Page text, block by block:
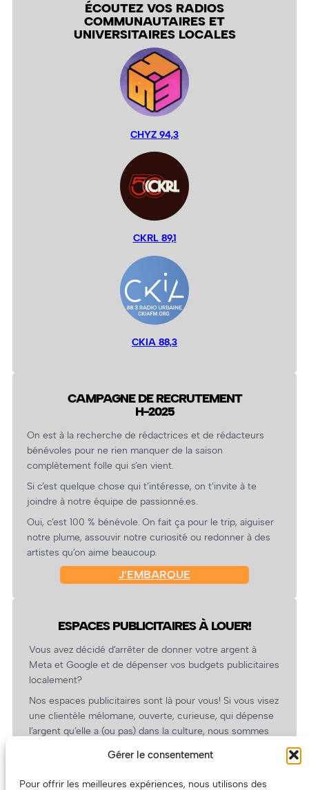
Gérer le consentement
Pour offrir les meilleures expériences, nous utilisons des
ÉCOUTEZ VOS RADIOS
COMMUNAUTAIRES ET
UNIVERSITAIRES LOCALES
CHYZ 94,3
CKRL 89,1
CKIA 88,3
CAMPAGNE DE RECRUTEMENT
H-2025
On est à la recherche de rédactrices et de rédacteurs
bénévoles pour ne rien manquer de la saison
complètement folle qui s’en vient.
Si c’est quelque chose qui t’intéresse, on t’invite à te
joindre à notre équipe de passionné.es.
Oui, c’est 100 % bénévole. On fait ça pour le trip, aiguiser
notre plume, assouvir notre curiosité ou redonner à des
artistes qu’on aime beaucoup.
J’EMBARQUE
ESPACES PUBLICITAIRES À LOUER!
Vous avez décidé d’arrêter de donner votre argent à
Meta et Google et de dépenser vos budgets publicitaires
localement?
Nos espaces publicitaires sont là pour vous! Si vous visez
une clientèle mélomane, ouverte, curieuse, qui dépense
l’argent qu’elle a (ou pas) dans la culture, nous sommes
revient.